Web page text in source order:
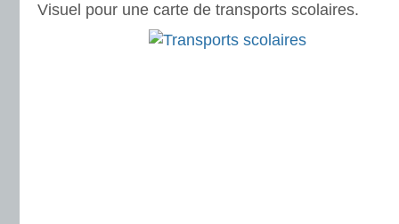
Visuel pour une carte de transports scolaires.